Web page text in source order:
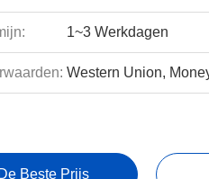
1~3 Werkdagen
Western Union,
Beste Prijs